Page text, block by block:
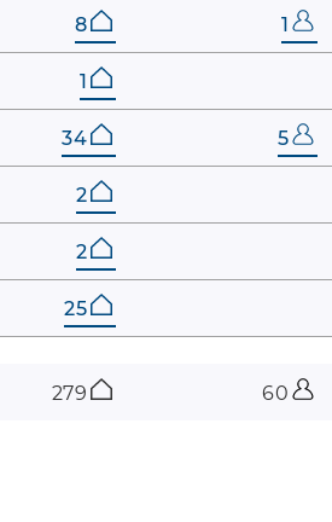
8 1
1
34 5
2
2
25
279 60